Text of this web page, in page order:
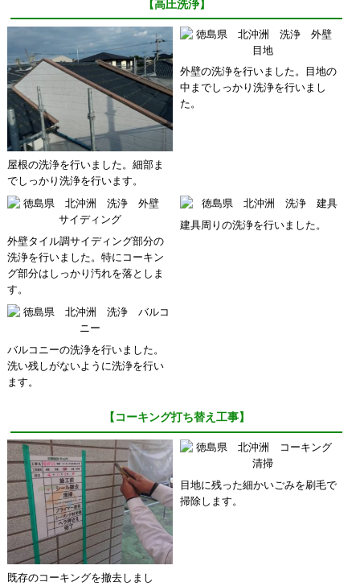
【高圧洗浄】
屋根の洗浄を行いました。細部ま
でしっかり洗浄を行います。
外壁の洗浄を行いました。目地の
中までしっかり洗浄を行いまし
た。
外壁タイル調サイディング部分の
洗浄を行いました。特にコーキン
グ部分はしっかり汚れを落としま
す。
建具周りの洗浄を行いました。
バルコニーの洗浄を行いました。
洗い残しがないように洗浄を行い
ます。
【コーキング打ち替え工事】
既存のコーキングを撤去しまし
目地に残った細かいごみを刷毛で
掃除します。